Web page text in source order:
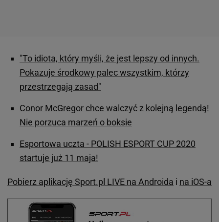
"To idiota, który myśli, że jest lepszy od innych.
Pokazuje środkowy palec wszystkim, którzy
przestrzegają zasad"
Conor McGregor chce walczyć z kolejną legendą!
Nie porzuca marzeń o boksie
Esportowa uczta - POLISH ESPORT CUP 2020
startuje już 11 maja!
Pobierz aplikację Sport.pl LIVE na Androida i na iOS-a